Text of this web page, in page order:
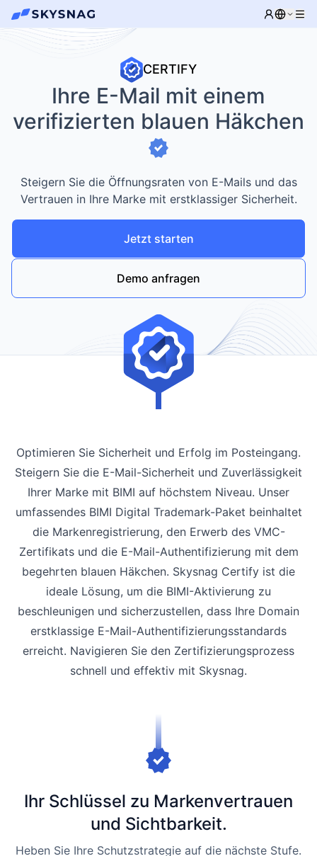
CERTIFY
Ihre E-Mail mit einem
verifizierten blauen Häkchen
Steigern Sie die Öffnungsraten von E-Mails und das
Vertrauen in Ihre Marke mit erstklassiger Sicherheit.
Jetzt starten
Demo anfragen
Optimieren Sie Sicherheit und Erfolg im Posteingang.
Steigern Sie die E-Mail-Sicherheit und Zuverlässigkeit
Ihrer Marke mit BIMI auf höchstem Niveau. Unser
umfassendes BIMI Digital Trademark-Paket beinhaltet
die Markenregistrierung, den Erwerb des VMC-
Zertifikats und die E-Mail-Authentifizierung mit dem
begehrten blauen Häkchen. Skysnag Certify ist die
ideale Lösung, um die BIMI-Aktivierung zu
beschleunigen und sicherzustellen, dass Ihre Domain
erstklassige E-Mail-Authentifizierungsstandards
erreicht. Navigieren Sie den Zertifizierungsprozess
schnell und effektiv mit Skysnag.
Ihr Schlüssel zu Markenvertrauen
und Sichtbarkeit.
Heben Sie Ihre Schutzstrategie auf die nächste Stufe.